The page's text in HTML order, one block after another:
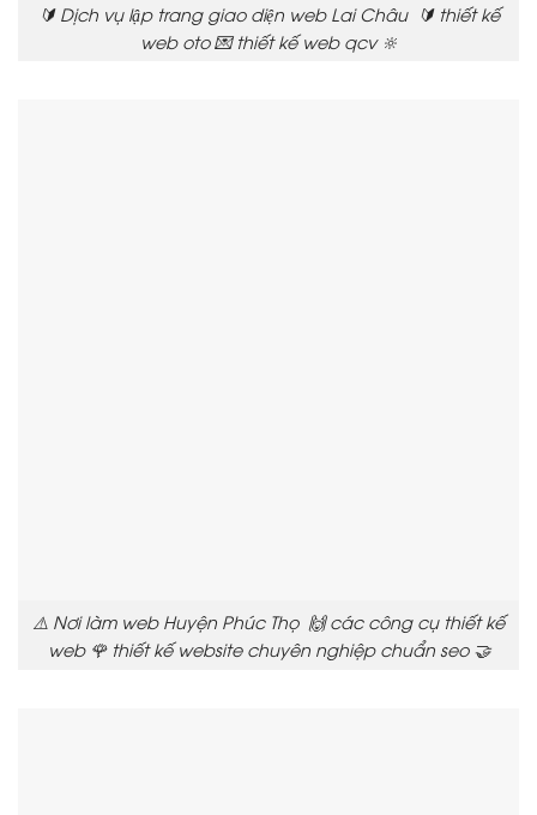
🔰 Dịch vụ lập trang giao diện web Lai Châu 🔰 thiết kế
web oto 💌 thiết kế web qcv 🔆
⚠️ Nơi làm web Huyện Phúc Thọ 🙌 các công cụ thiết kế
web 🌹 thiết kế website chuyên nghiệp chuẩn seo 🤝